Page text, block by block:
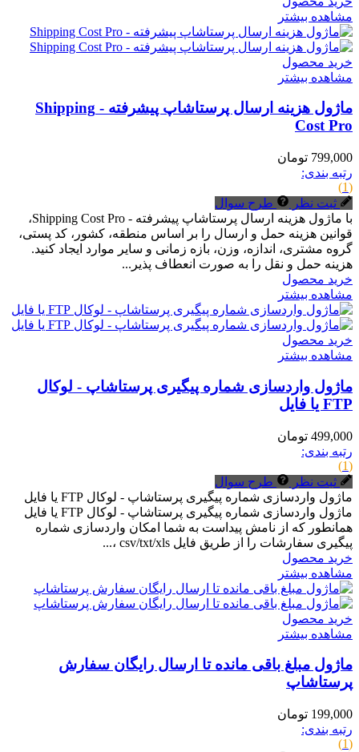
مشاهده بیشتر
خرید محصول
مشاهده بیشتر
ماژول هزینه ارسال پرستاشاپ پیشرفته - Shipping
Cost Pro
799,000 تومان
رتبه بندی:
(1)
ثبت نظر
طرح سوال
با ماژول هزینه ارسال پرستاشاپ پیشرفته - Shipping Cost Pro،
قوانین هزینه حمل و ارسال را بر اساس منطقه، کشور، کد پستی،
گروه مشتری، اندازه، وزن، بازه زمانی و سایر موارد ایجاد کنید.
هزینه حمل و نقل را به صورت انعطاف پذیر...
خرید محصول
مشاهده بیشتر
خرید محصول
مشاهده بیشتر
ماژول واردسازی شماره پیگیری پرستاشاپ - لوکال
FTP یا فایل
499,000 تومان
رتبه بندی:
(1)
ثبت نظر
طرح سوال
ماژول واردسازی شماره پیگیری پرستاشاپ - لوکال FTP یا فایل
ماژول واردسازی شماره پیگیری پرستاشاپ - لوکال FTP یا فایل
همانطور که از نامش پیداست به شما امکان واردسازی شماره
پیگیری سفارشات را از طریق فایل csv/txt/xls ،...
خرید محصول
مشاهده بیشتر
خرید محصول
مشاهده بیشتر
ماژول مبلغ باقی مانده تا ارسال رایگان سفارش
پرستاشاپ
199,000 تومان
رتبه بندی:
(1)